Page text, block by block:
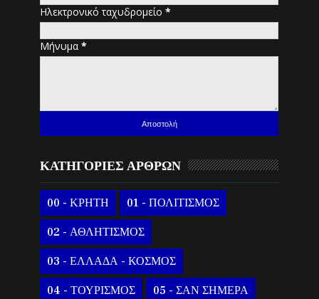
Ηλεκτρονικό ταχυδρομείο*
Μήνυμα*
ΚΑΤΗΓΟΡΙΕΣ ΑΡΘΡΩΝ
00 - ΚΡΗΤΗ 01 - ΠΟΛΙΤΙΣΜΟΣ
02 - ΑΘΛΗΤΙΣΜΟΣ
03 - ΕΛΛΑΔΑ - ΚΟΣΜΟΣ
04 - ΤΟΥΡΙΣΜΟΣ 05 - ΣΑΝ ΣΗΜΕΡΑ